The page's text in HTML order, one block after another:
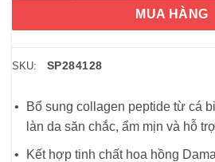
MUA HÀNG
SKU: SP284128
Bổ sung collagen peptide từ cá
làn da săn chắc, ẩm mịn và hỗ
Kết hợp tinh chất hoa hồng